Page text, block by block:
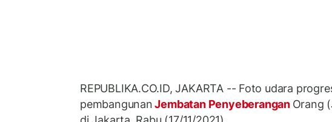
REPUBLIKA.CO.ID, JAKARTA -- Foto udara
pembangunanJembatan Penyeberangan Orang